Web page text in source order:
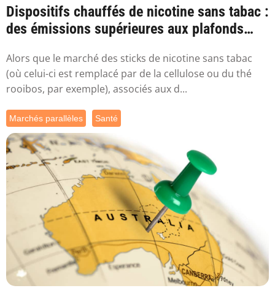
Dispositifs chauffés de nicotine sans tabac :
des émissions supérieures aux plafonds
Alors que le marché des sticks de nicotine sans tabac
(où celui-ci est remplacé par de la cellulose ou du thé
rooibos, par exemple), associés aux d...
Marchés parallèles Santé